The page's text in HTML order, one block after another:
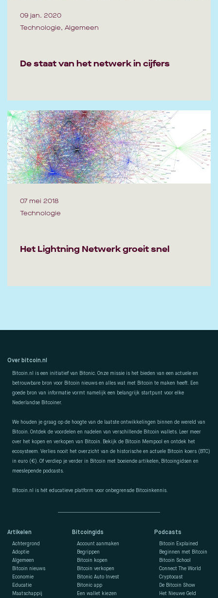
09 jan. 2020
Technologie, Algemeen
De staat van het netwerk in cijfers
07 mei 2018
Technologie
Het Lightning Netwerk groeit snel
Artikelen
Achtergrond
Adoptie
Algemeen
Bitcoin nieuws
Economie
Educatie
Maatschappij
Bitcoingids
Account aanmaken
Begrippen
Bitcoin kopen
Bitcoin verkopen
Bitonic Auto Invest
Bitonic app
Een wallet kiezen
Podcasts
Bitcoin Explained
Beginnen met Bitcoin
Bitcoin School
Connect The World
Cryptocast
De Bitcoin Show
Het Nieuwe Geld
Over bitcoin.nl
Bitcoin.nl is een initiatief van Bitonic. Onze missie is het bieden van een actuele en
betrouwbare bron voor Bitcoin nieuws en alles wat met Bitcoin te maken heeft. Een
goede bron van informatie vormt namelijk een belangrijk startpunt voor elke
Nederlandse Bitcoiner.
We houden je graag op de hoogte van de laatste ontwikkelingen binnen de wereld van
Bitcoin. Ontdek de voordelen en nadelen van verschillende Bitcoin wallets. Leer meer
over het kopen en verkopen van Bitcoin. Bekijk de Bitcoin Mempool en ontdek het
ecosysteem. Verlies nooit het overzicht van de historische en actuele Bitcoin koers (BTC)
in euro (€). Of verdiep je verder in Bitcoin met boeiende artikelen, Bitcoingidsen en
meeslepende podcasts.
Bitcoin.nl is hét educatieve platform voor onbegrensde Bitcoinkennis.